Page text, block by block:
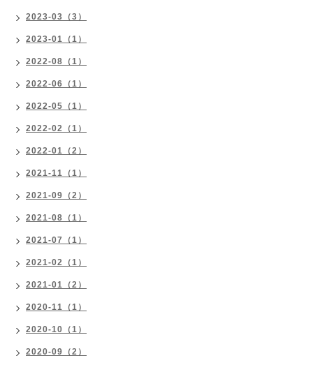
2023-03（3）
2023-01（1）
2022-08（1）
2022-06（1）
2022-05（1）
2022-02（1）
2022-01（2）
2021-11（1）
2021-09（2）
2021-08（1）
2021-07（1）
2021-02（1）
2021-01（2）
2020-11（1）
2020-10（1）
2020-09（2）